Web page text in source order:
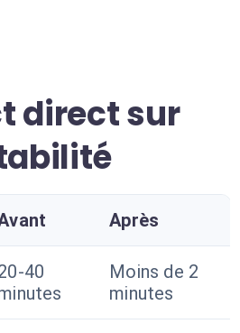
direct sur
Après
40
Moins de 2
minutes